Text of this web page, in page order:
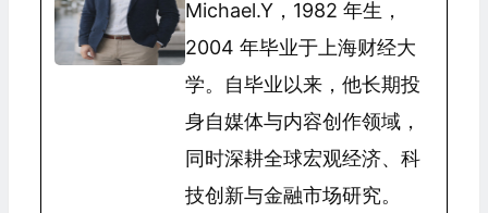
Michael.Y，1982 年生，
2004 年毕业于上海财经大
学。自毕业以来，他长期投
身自媒体与内容创作领域，
同时深耕全球宏观经济、科
技创新与金融市场研究。